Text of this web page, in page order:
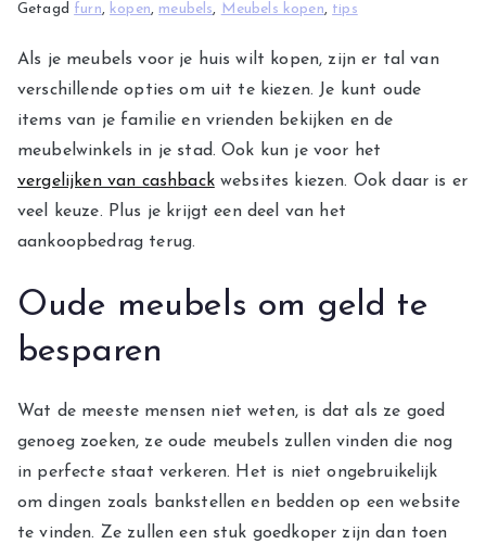
Getagd furn, kopen, meubels, Meubels kopen, tips
Als je meubels voor je huis wilt kopen, zijn er tal van
verschillende opties om uit te kiezen. Je kunt oude
items van je familie en vrienden bekijken en de
meubelwinkels in je stad. Ook kun je voor het
vergelijken van cashbackwebsites kiezen. Ook daar is er
veel keuze. Plus je krijgt een deel van het
aankoopbedrag terug.
Oude meubels om geld te
besparen
Wat de meeste mensen niet weten, is dat als ze goed
genoeg zoeken, ze oude meubels zullen vinden die nog
in perfecte staat verkeren. Het is niet ongebruikelijk
om dingen zoals bankstellen en bedden op een website
te vinden. Ze zullen een stuk goedkoper zijn dan toen